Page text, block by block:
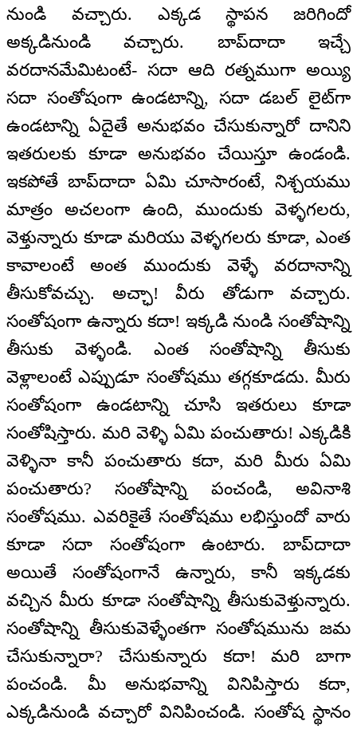
నుండి వచ్చారు. ఎక్కడ స్థాపన జరిగిందో
అక్కడినుండి వచ్చారు. బాప్‌దాదా ఇచ్చే
వరదానమేమిటంటే- సదా ఆది రత్నముగా అయ్యి
సదా సంతోషంగా ఉండటాన్ని, సదా డబల్ లైట్‌గా
ఉండటాన్ని ఏదైతే అనుభవం చేసుకున్నారో దానిని
ఇతరులకు కూడా అనుభవం చేయిస్తూ ఉండండి.
ఇకపోతే బాప్‌దాదా ఏమి చూసారంటే, నిశ్చయము
మాత్రం అచలంగా ఉంది, ముందుకు వెళ్ళగలరు,
వెళ్తున్నారు కూడా మరియు వెళ్ళగలరు కూడా, ఎంత
కావాలంటే అంత ముందుకు వెళ్ళే వరదానాన్ని
తీసుకోవచ్చు. అచ్ఛా! వీరు తోడుగా వచ్చారు.
సంతోషంగా ఉన్నారు కదా! ఇక్కడి నుండి సంతోషాన్ని
తీసుకు వెళ్ళండి. ఎంత సంతోషాన్ని తీసుకు
వెళ్లాలంటే ఎప్పుడూ సంతోషము తగ్గకూడదు. మీరు
సంతోషంగా ఉండటాన్ని చూసి ఇతరులు కూడా
సంతోషిస్తారు. మరి వెళ్ళి ఏమి పంచుతారు! ఎక్కడికి
వెళ్ళినా కానీ పంచుతారు కదా, మరి మీరు ఏమి
పంచుతారు? సంతోషాన్ని పంచండి, అవినాశి
సంతోషము. ఎవరికైతే సంతోషము లభిస్తుందో వారు
కూడా సదా సంతోషంగా ఉంటారు. బాప్‌దాదా
అయితే సంతోషంగానే ఉన్నారు, కానీ ఇక్కడకు
వచ్చిన మీరు కూడా సంతోషాన్ని తీసుకువెళ్తున్నారు.
సంతోషాన్ని తీసుకువెళ్ళేంతగా సంతోషమును జమ
చేసుకున్నారా? చేసుకున్నారు కదా! మరి బాగా
పంచండి. మీ అనుభవాన్ని వినిపిస్తారు కదా,
ఎక్కడినుండి వచ్చారో వినిపించండి. సంతోష స్థానం